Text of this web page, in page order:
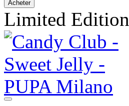
Acheter
Limited Edition